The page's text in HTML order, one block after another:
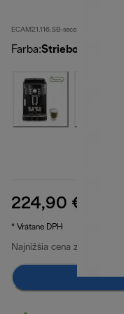
ECAM21.116.SB-second
Farba:Strieborná
224,90 €
* Vrátane DPH
Najnižšia cena za